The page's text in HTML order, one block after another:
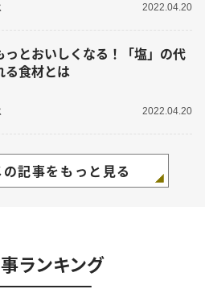
2022.04.20
っとおいしくなる！「塩」の代
る食材とは
2022.04.20
記事をもっと見る
ランキング